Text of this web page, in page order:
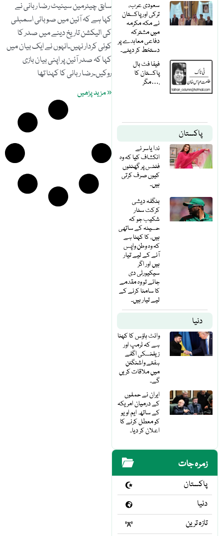
سعودی عرب،
ترکی اور پاکستان
نے مکہ مکرمہ
میں مشترکہ
دفاعی معاہدے پر
دستخط کر دیئے۔
فیفا فٹ بال
پاکستان کا
مگر….
پاکستان
ندا یاسر نے
انکشاف کیا کہ وہ
فٹنس پر گھنٹوں
کیوں صرف کرتی
ہیں۔
بنگلہ دیشی
کرکٹ سٹار
شکیب جو کہ
حسینہ کے ساتھی
ہیں، کا کہنا ہے
کہ وہ وطن واپس
آنے کے لیے تیار
ہیں اور اگر
سیکیورٹی دی
جائے تو وہ مقدمے
کا سامنا کرنے کے
لیے تیار ہیں۔
دنیا
وائٹ ہاؤس کا کہنا
ہے کہ ٹرمپ اور
زیلنسکی اگلے
ہفتے واشنگٹن
میں ملاقات کریں
گے۔
ایران نے حملوں
کے درمیان امریکہ
کے ساتھ ایم او یو
کو معطل کرنے کا
اعلان کر دیا۔
زمرہ جات
پاکستان
دنیا
تازہ ترین
سابق چیئرمین سینیٹ رضا ربانی نے
کہا ہے کہ آئین میں صوبائی اسمبلی
کی الیکشن تاریخ دینے میں صدر کا
کوئی کردار نہیں۔انہوں نے ایک بیان میں
کہا کہ صدر آئین پر اپنی بیان بازی
روکیں۔رضا ربانی کا کہنا تھا
« مزید پڑھیں